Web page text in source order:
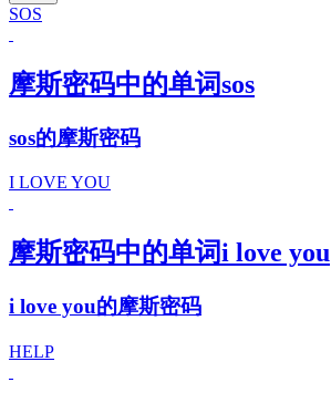
SOS
摩斯密码中的单词sos
sos的摩斯密码
I LOVE YOU
摩斯密码中的单词i love you
i love you的摩斯密码
HELP